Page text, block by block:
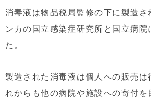
消毒液は物品税局監修の下に製造さ
ンカの国立感染症研究所と国立病院
た。
製造された消毒液は個人への販売は
れからも他の病院や施設への寄付を